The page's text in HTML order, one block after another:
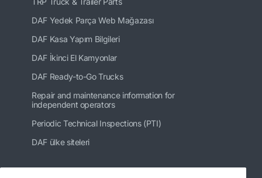
DAF Yedek Parça Web Mağazası
DAF Kasa Yapım Bilgileri
DAF İkinci El Kamyonlar
DAF Ready-to-Go Trucks
Repair and maintenance information for
independent operators
Periodic Technical Inspections (PTI)
DAF ülke siteleri